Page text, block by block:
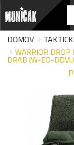
DOMOV
WARRIOR DROP
DRAB (W-EO-